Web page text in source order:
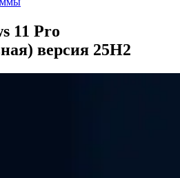
11 Pro
версия 25H2